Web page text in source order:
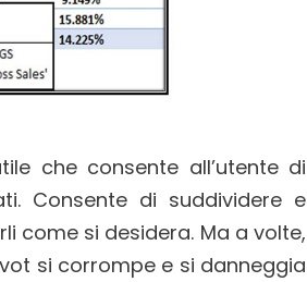
che consente all’utente di
Consente di suddividere e
come si desidera. Ma a volte,
si corrompe e si danneggia